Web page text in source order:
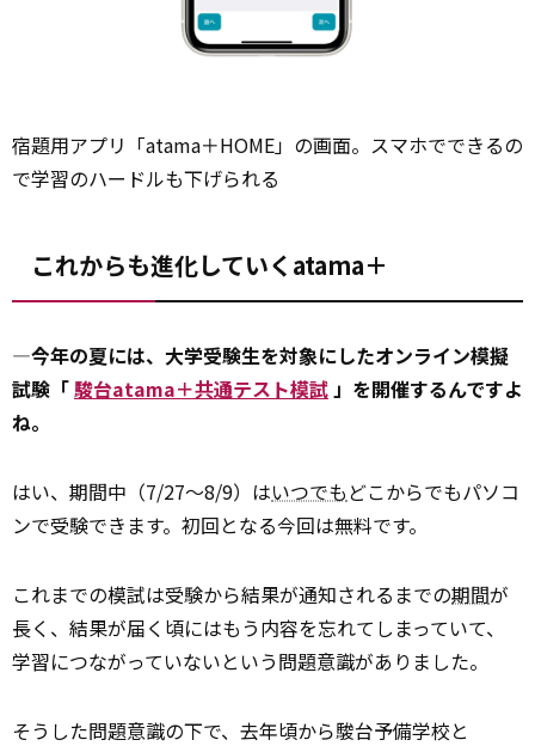
宿題用アプリ「atama＋HOME」の画面。スマホでできるの
で学習のハードルも下げられる
これからも進化していくatama＋
―今年の夏には、大学受験生を対象にしたオンライン模擬
試験「駿台atama＋共通テスト模試 」を開催するんですよ
ね。
はい、期間中（7/27～8/9）はいつでも どこからでもパソコ
ンで受験できます。初回となる今回は無料です。
これまでの模試は受験から結果が通知されるまでの期間が
長く、結果が届く頃にはもう内容を忘れてしまっていて、
学習につながっていないという問題意識がありました。
そうした問題意識の下で、去年頃から駿台予備学校と